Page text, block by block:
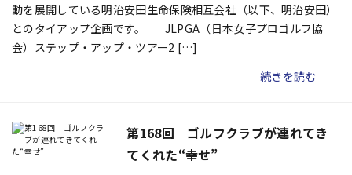
動を展開している明治安田生命保険相互会社（以下、明治安田）
とのタイアップ企画です。 JLPGA（日本女子プロゴルフ協
会）ステップ・アップ・ツアー2 […]
続きを読む
第168回 ゴルフクラブが連れてき
てくれた“幸せ”